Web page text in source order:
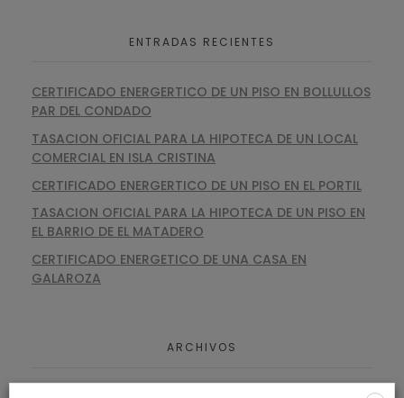
ENTRADAS RECIENTES
CERTIFICADO ENERGERTICO DE UN PISO EN BOLLULLOS
PAR DEL CONDADO
TASACION OFICIAL PARA LA HIPOTECA DE UN LOCAL
COMERCIAL EN ISLA CRISTINA
CERTIFICADO ENERGERTICO DE UN PISO EN EL PORTIL
TASACION OFICIAL PARA LA HIPOTECA DE UN PISO EN
EL BARRIO DE EL MATADERO
CERTIFICADO ENERGETICO DE UNA CASA EN
GALAROZA
ARCHIVOS